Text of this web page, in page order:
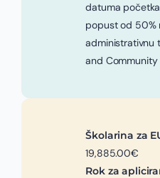
datuma
popust od 50%
administrativnu
and Community
Školarina za
19,885.00€
Rok za